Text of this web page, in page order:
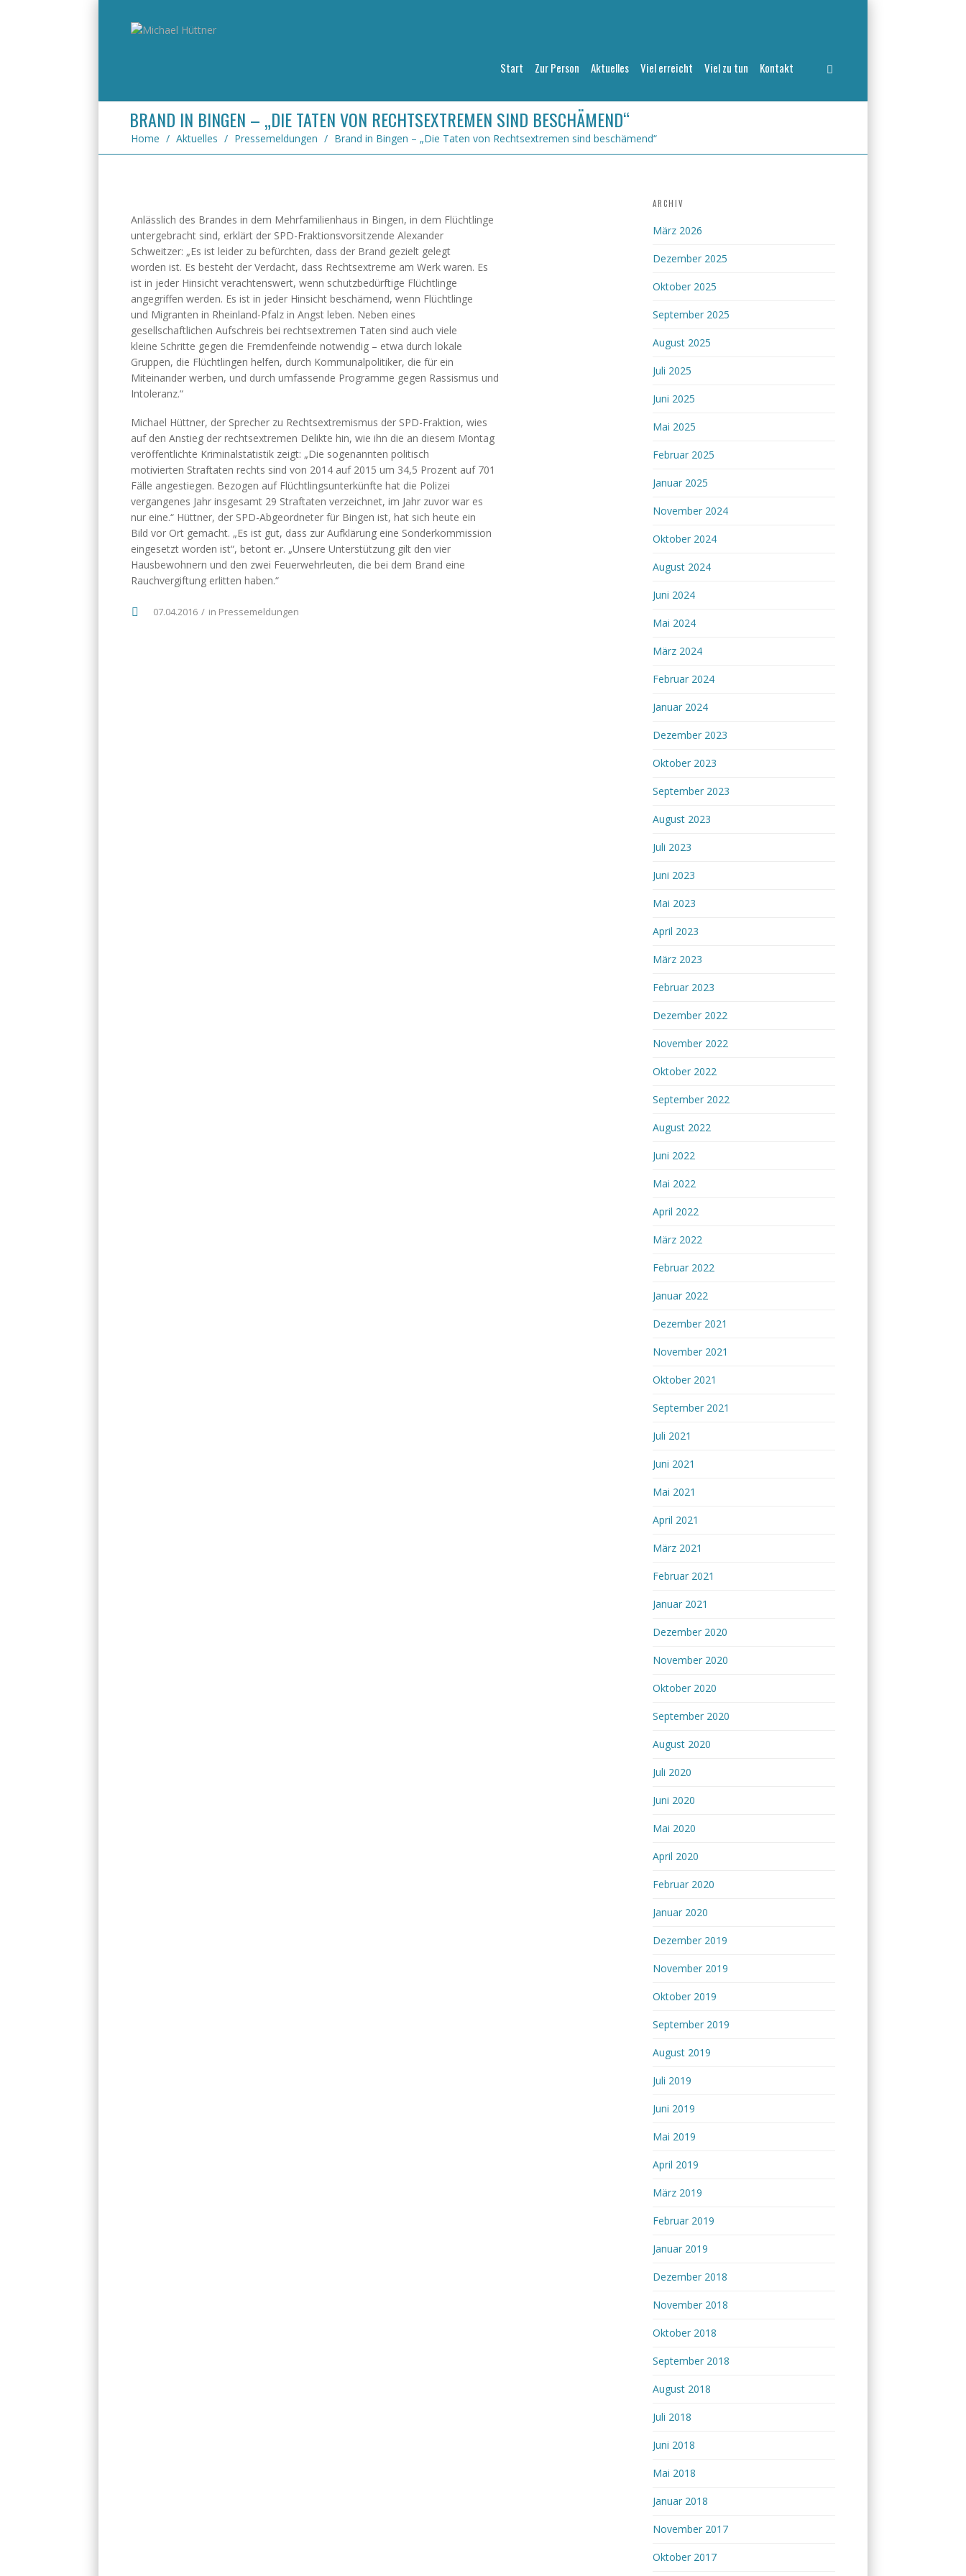
Start Zur Person Aktuelles Viel erreicht Viel zu tun Kontakt
BRAND IN BINGEN – „DIE TATEN VON RECHTSEXTREMEN SIND BESCHÄMEND“
Home / Aktuelles / Pressemeldungen / Brand in Bingen – „Die Taten von Rechtsextremen sind beschämend“
Anlässlich des Brandes in dem Mehrfamilienhaus in Bingen, in dem Flüchtlinge
untergebracht sind, erklärt der SPD-Fraktionsvorsitzende Alexander
Schweitzer: „Es ist leider zu befürchten, dass der Brand gezielt gelegt
worden ist. Es besteht der Verdacht, dass Rechtsextreme am Werk waren. Es
ist in jeder Hinsicht verachtenswert, wenn schutzbedürftige Flüchtlinge
angegriffen werden. Es ist in jeder Hinsicht beschämend, wenn Flüchtlinge
und Migranten in Rheinland-Pfalz in Angst leben. Neben eines
gesellschaftlichen Aufschreis bei rechtsextremen Taten sind auch viele
kleine Schritte gegen die Fremdenfeinde notwendig – etwa durch lokale
Gruppen, die Flüchtlingen helfen, durch Kommunalpolitiker, die für ein
Miteinander werben, und durch umfassende Programme gegen Rassismus und
Intoleranz.“
Michael Hüttner, der Sprecher zu Rechtsextremismus der SPD-Fraktion, wies
auf den Anstieg der rechtsextremen Delikte hin, wie ihn die an diesem Montag
veröffentlichte Kriminalstatistik zeigt: „Die sogenannten politisch
motivierten Straftaten rechts sind von 2014 auf 2015 um 34,5 Prozent auf 701
Fälle angestiegen. Bezogen auf Flüchtlingsunterkünfte hat die Polizei
vergangenes Jahr insgesamt 29 Straftaten verzeichnet, im Jahr zuvor war es
nur eine.“ Hüttner, der SPD-Abgeordneter für Bingen ist, hat sich heute ein
Bild vor Ort gemacht. „Es ist gut, dass zur Aufklärung eine Sonderkommission
eingesetzt worden ist“, betont er. „Unsere Unterstützung gilt den vier
Hausbewohnern und den zwei Feuerwehrleuten, die bei dem Brand eine
Rauchvergiftung erlitten haben.“
07.04.2016 in Pressemeldungen
ARCHIV
März 2026
Dezember 2025
Oktober 2025
September 2025
August 2025
Juli 2025
Juni 2025
Mai 2025
Februar 2025
Januar 2025
November 2024
Oktober 2024
August 2024
Juni 2024
Mai 2024
März 2024
Februar 2024
Januar 2024
Dezember 2023
Oktober 2023
September 2023
August 2023
Juli 2023
Juni 2023
Mai 2023
April 2023
März 2023
Februar 2023
Dezember 2022
November 2022
Oktober 2022
September 2022
August 2022
Juni 2022
Mai 2022
April 2022
März 2022
Februar 2022
Januar 2022
Dezember 2021
November 2021
Oktober 2021
September 2021
Juli 2021
Juni 2021
Mai 2021
April 2021
März 2021
Februar 2021
Januar 2021
Dezember 2020
November 2020
Oktober 2020
September 2020
August 2020
Juli 2020
Juni 2020
Mai 2020
April 2020
Februar 2020
Januar 2020
Dezember 2019
November 2019
Oktober 2019
September 2019
August 2019
Juli 2019
Juni 2019
Mai 2019
April 2019
März 2019
Februar 2019
Januar 2019
Dezember 2018
November 2018
Oktober 2018
September 2018
August 2018
Juli 2018
Juni 2018
Mai 2018
Januar 2018
November 2017
Oktober 2017